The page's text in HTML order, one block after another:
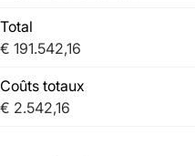
Total
€ 191.542,16
Coûts totaux
€ 2.542,16